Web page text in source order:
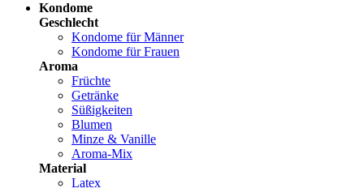
Kondome
Geschlecht
Kondome für Männer
Kondome für Frauen
Aroma
Früchte
Getränke
Süßigkeiten
Blumen
Minze & Vanille
Aroma-Mix
Material
Latex